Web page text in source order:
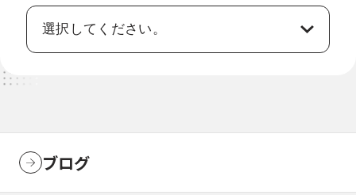
ブログ